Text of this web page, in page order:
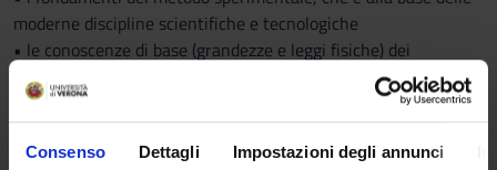
Consenso Dettagli Impostazioni degli annunci
moderne discipline scientifiche e tecnologiche
• le conoscenze di base (grandezze e leggi fisiche) dei
fenomeni meccanici, con esempi ed applicazioni inerenti la
biologia e la medicina (biomeccanica).
Al termine del corso lo studente saprà applicare le conoscenze
acquisite alla soluzione di semplici problemi.